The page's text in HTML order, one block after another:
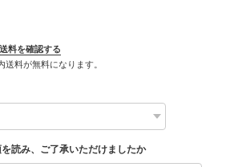
送料を確認する
料が無料になります。
読み、ご了承いただけましたか